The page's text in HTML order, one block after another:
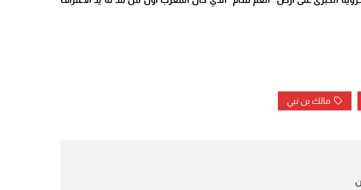
مالك بن نبي